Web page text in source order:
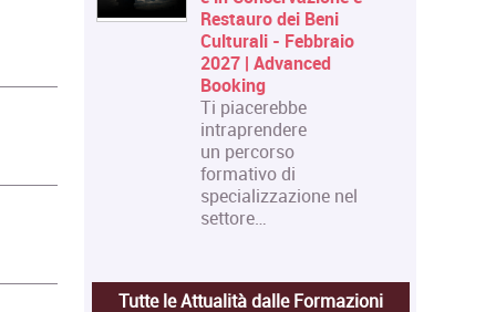
Restauro dei Beni
Culturali - Febbraio
2027 | Advanced
Booking
Ti piacerebbe
intraprendere
un percorso
formativo di
specializzazione nel
settore…
Tutte le Attualità dalle Formazioni